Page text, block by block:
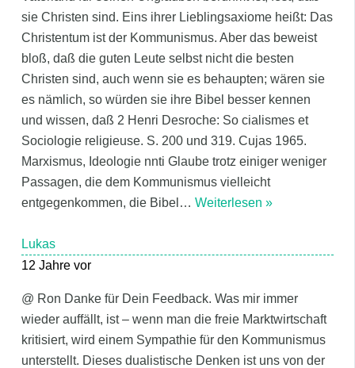
sie Christen sind. Eins ihrer Lieblingsaxiome heißt: Das
Christentum ist der Kommunismus. Aber das beweist
bloß, daß die guten Leute selbst nicht die besten
Christen sind, auch wenn sie es behaupten; wären sie
es nämlich, so würden sie ihre Bibel besser kennen
und wissen, daß 2 Henri Desroche: So cialismes et
Sociologie religieuse. S. 200 und 319. Cujas 1965.
Marxismus, Ideologie nnti Glaube trotz einiger weniger
Passagen, die dem Kommunismus vielleicht
entgegenkommen, die Bibel … Weiterlesen »
Lukas
12 Jahre vor
@ Ron Danke für Dein Feedback. Was mir immer
wieder auffällt, ist – wenn man die freie Marktwirtschaft
kritisiert, wird einem Sympathie für den Kommunismus
unterstellt. Dieses dualistische Denken ist uns von der